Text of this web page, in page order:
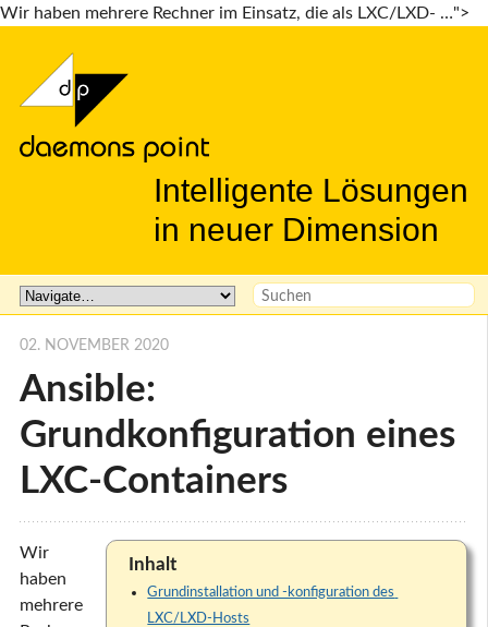
Wir haben mehrere Rechner im Einsatz, die als LXC/LXD- …">
Intelligente Lösungen
in neuer Dimension
Ansible:
Grundkonfiguration eines
LXC-Containers
02. NOVEMBER 2020
Inhalt
Grundinstallation und -konfiguration des
LXC/LXD-Hosts
Wir
haben
mehrere